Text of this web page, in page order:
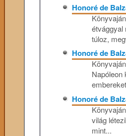
Honoré de
étvággyal
túloz,
Honoré de
Napóleon
Honoré de
világ
mint...